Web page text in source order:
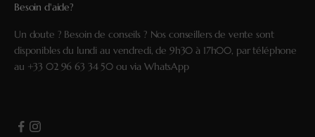
Besoin d'aide?
Un doute ? Besoin de conseils ? Nos conseillers de vente sont
disponibles du lundi au vendredi, de 9h30 à 17h00, par téléphone
au +33 02 96 63 34 50 ou via WhatsApp